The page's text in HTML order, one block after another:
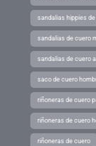
sandalias hippies
sandalias de cuero
sandalias de cuero
saco de cuero
riñoneras de cuero
riñoneras de cuero
riñoneras de cuero